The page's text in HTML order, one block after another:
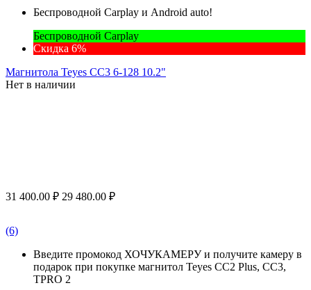
Беспроводной Carplay и Android auto!
Беспроводной Carplay
Скидка 6%
Магнитола Teyes CC3 6-128 10.2"
Нет в наличии
31 400.00 ₽ 29 480.00 ₽
(6)
Введите промокод ХОЧУКАМЕРУ и получите камеру в
подарок при покупке магнитол Teyes CC2 Plus, CC3,
TPRO 2